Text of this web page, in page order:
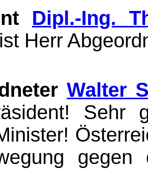
Dipl.-Ing.
Herr
Walter
Sehr
gegen